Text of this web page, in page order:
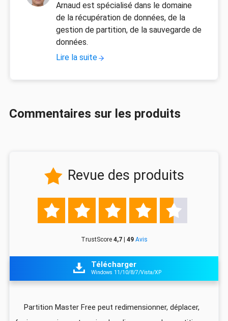
Arnaud est spécialisé dans le domaine
de la récupération de données, de la
gestion de partition, de la sauvegarde de
données.
Lire la suite
Commentaires sur les produits
 Revue des produits
    
TrustScore 4,7 | 49 Avis
 Télécharger
Windows 11/10/8/7/Vista/XP
Partition Master Free peut redimensionner, déplacer,